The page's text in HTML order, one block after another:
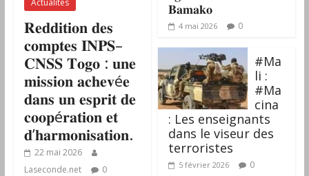
𝐑𝐞𝐝𝐝𝐢𝐭𝐢𝐨𝐧 𝐝𝐞𝐬
𝐜𝐨𝐦𝐩𝐭𝐞𝐬 𝐈𝐍𝐏𝐒–
𝐂𝐍𝐒𝐒 𝐓𝐨𝐠𝐨 : 𝐮𝐧𝐞
𝐦𝐢𝐬𝐬𝐢𝐨𝐧 𝐚𝐜𝐡𝐞𝐯é𝐞
𝐝𝐚𝐧𝐬 𝐮𝐧 𝐞𝐬𝐩𝐫𝐢𝐭 𝐝𝐞
𝐜𝐨𝐨𝐩é𝐫𝐚𝐭𝐢𝐨𝐧 𝐞𝐭
𝐝’𝐡𝐚𝐫𝐦𝐨𝐧𝐢𝐬𝐚𝐭𝐢𝐨𝐧.
22 mai 2026
Laseconde.net
0
𝐁𝐚𝐦𝐚𝐤𝐨
4 mai 2026 0
#Ma
li :
#Ma
cina
: Les enseignants
dans le viseur des
terroristes
5 février 2026 0